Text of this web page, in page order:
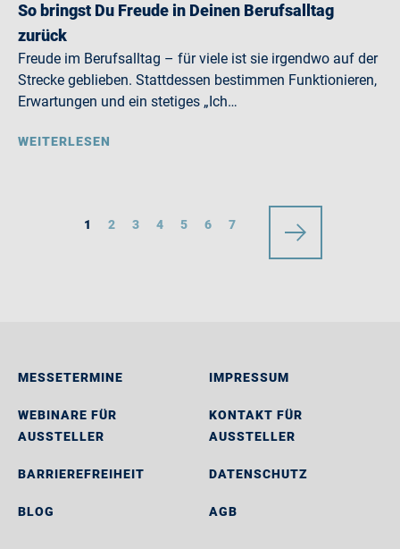
So bringst Du Freude in Deinen Berufsalltag
zurück
Freude im Berufsalltag – für viele ist sie irgendwo auf der
Strecke geblieben. Stattdessen bestimmen Funktionieren,
Erwartungen und ein stetiges „Ich…
WEITERLESEN
1 2 3 4 5 6 7
MESSETERMINE
WEBINARE FÜR
AUSSTELLER
BARRIEREFREIHEIT
BLOG
IMPRESSUM
KONTAKT FÜR
AUSSTELLER
DATENSCHUTZ
AGB